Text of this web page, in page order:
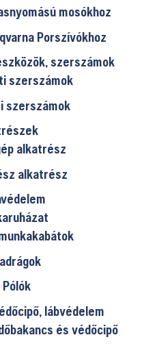
mosókhoz
Porszívókhoz
szerszámok
szerszámok
szerszámok
alkatrész
alkatrész
Pólók
lábvédelem
és védőcipő